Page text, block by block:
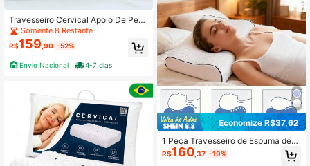
Travesseiro Cervical Apoio De Pesc
oço Anatômico Anti Alérgico
Somente 8 Restante
R$159 ,90 -52%
Envio Nacional 4-7 dias
Economize R$37,62
1 Peça Travesseiro de Espuma de
Memória de Fibra de Bambu, Traves
seiro Ortopédico Cervical Ergonômi
R$160 ,37 -19%